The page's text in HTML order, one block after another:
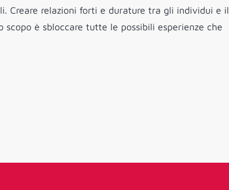
Creare relazioni forti e durature tra gli individui e il
è sbloccare tutte le possibili esperienze che